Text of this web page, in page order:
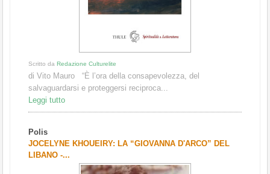
Scritto da Redazione Culturelite
di Vito Mauro “È l’ora della consapevolezza, del
salvaguardarsi e proteggersi reciproca...
Leggi tutto
Polis
JOCELYNE KHOUEIRY: LA “GIOVANNA D'ARCO” DEL
LIBANO -...